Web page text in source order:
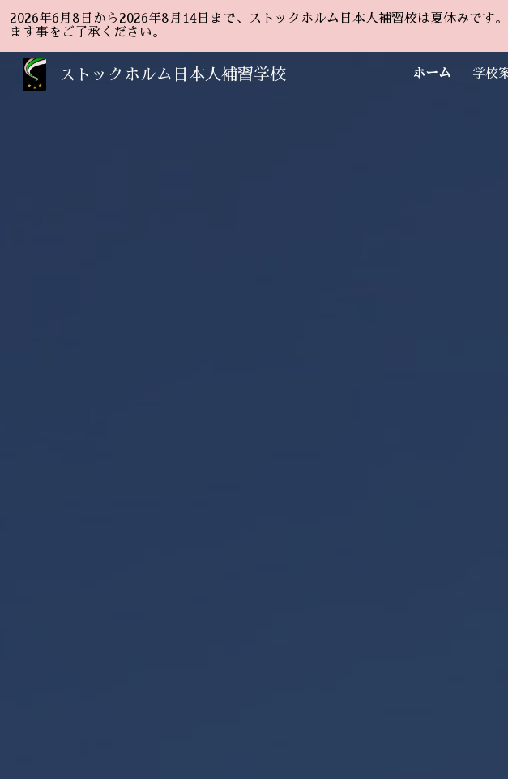
2026年6月8日から2026年8月14日まで、ストックホルム日本人補習校は夏休みです
ます事をご了承ください。
ストックホルム日本人補習学校 ホーム 学校